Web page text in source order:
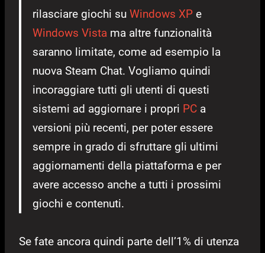
rilasciare giochi su Windows XP e
Windows Vista ma altre funzionalità
saranno limitate, come ad esempio la
nuova Steam Chat. Vogliamo quindi
incoraggiare tutti gli utenti di questi
sistemi ad aggiornare i propri PC a
versioni più recenti, per poter essere
sempre in grado di sfruttare gli ultimi
aggiornamenti della piattaforma e per
avere accesso anche a tutti i prossimi
giochi e contenuti.
Se fate ancora quindi parte dell’1% di utenza